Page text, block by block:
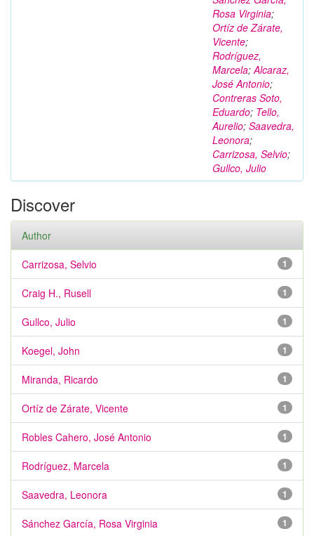
Rosa Virginia;
Ortíz de Zárate,
Vicente;
Rodríguez,
Marcela;Alcaraz,
José Antonio;
Contreras Soto,
Eduardo; Tello,
Aurelio; Saavedra,
Leonora;
Carrizosa, Selvio;
Gullco, Julio
Discover
Author
1
Carrizosa, Selvio
1
Craig H., Rusell
1
Gullco, Julio
1
Koegel, John
1
Miranda, Ricardo
1
Ortíz de Zárate, Vicente
1
Robles Cahero, José Antonio
1
Rodríguez, Marcela
1
Saavedra, Leonora
1
Sánchez García, Rosa Virginia